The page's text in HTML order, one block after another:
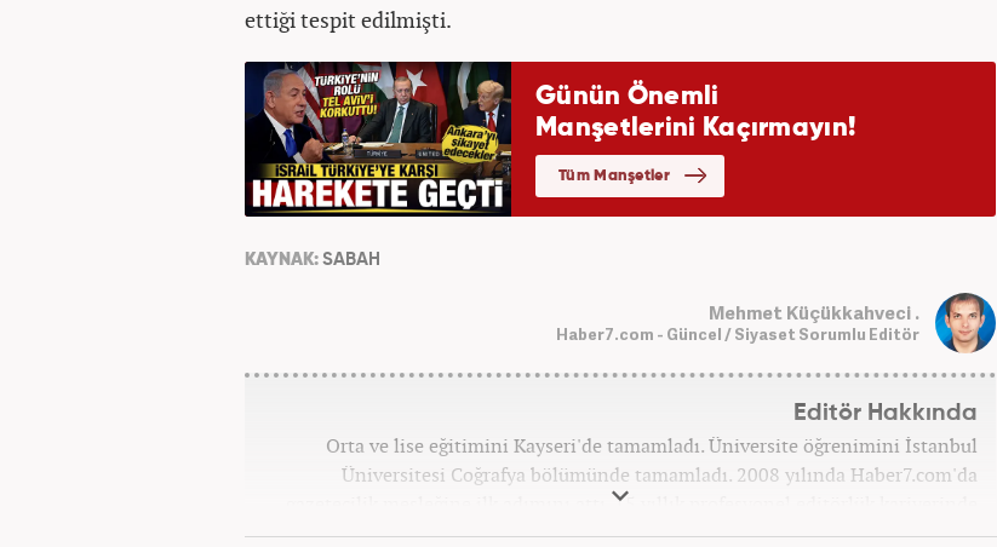
ettiği tespit edilmişti.
KAYNAK: SABAH
Mehmet Küçükkahveci .
Haber7.com - Güncel / Siyaset Sorumlu Editör
Editör Hakkında
Orta ve lise eğitimini Kayseri'de tamamladı. Üniversite öğrenimini İstanbul
Üniversitesi Coğrafya bölümünde tamamladı. 2008 yılında Haber7.com'da
gazetecilik mesleğine ilk adımını attı. 15 yıllık profesyonel editörlük kariyerinde
tüm kategorilerde görev yaptı. Meslek hayatına Haber7.com'da 'Güncel/Siyaset